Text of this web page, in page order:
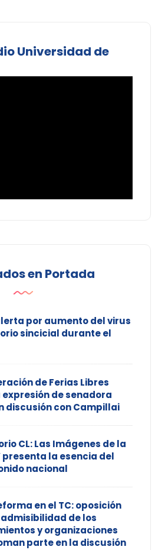
Universidad de
en Portada
por aumento del virus
sincicial durante el
de Ferias Libres
de senadora
discusión con Campillai
CL: Las Imágenes de la
presenta la esencia del
nacional
en el TC: oposición
de los
y organizaciones
parte en la discusión